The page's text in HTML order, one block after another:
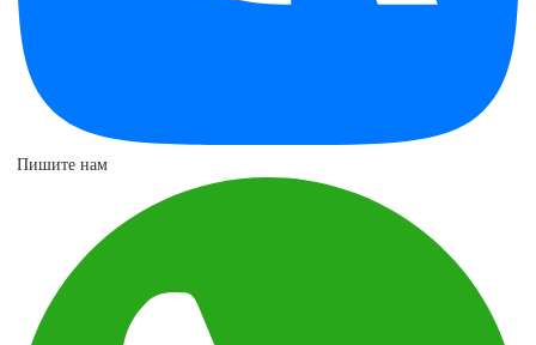
Пишите нам